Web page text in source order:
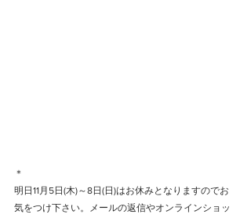
＊
明日11月5日(木)～8日(日)はお休みとなりますのでお
気をつけ下さい。メールの返信やオンラインショッ